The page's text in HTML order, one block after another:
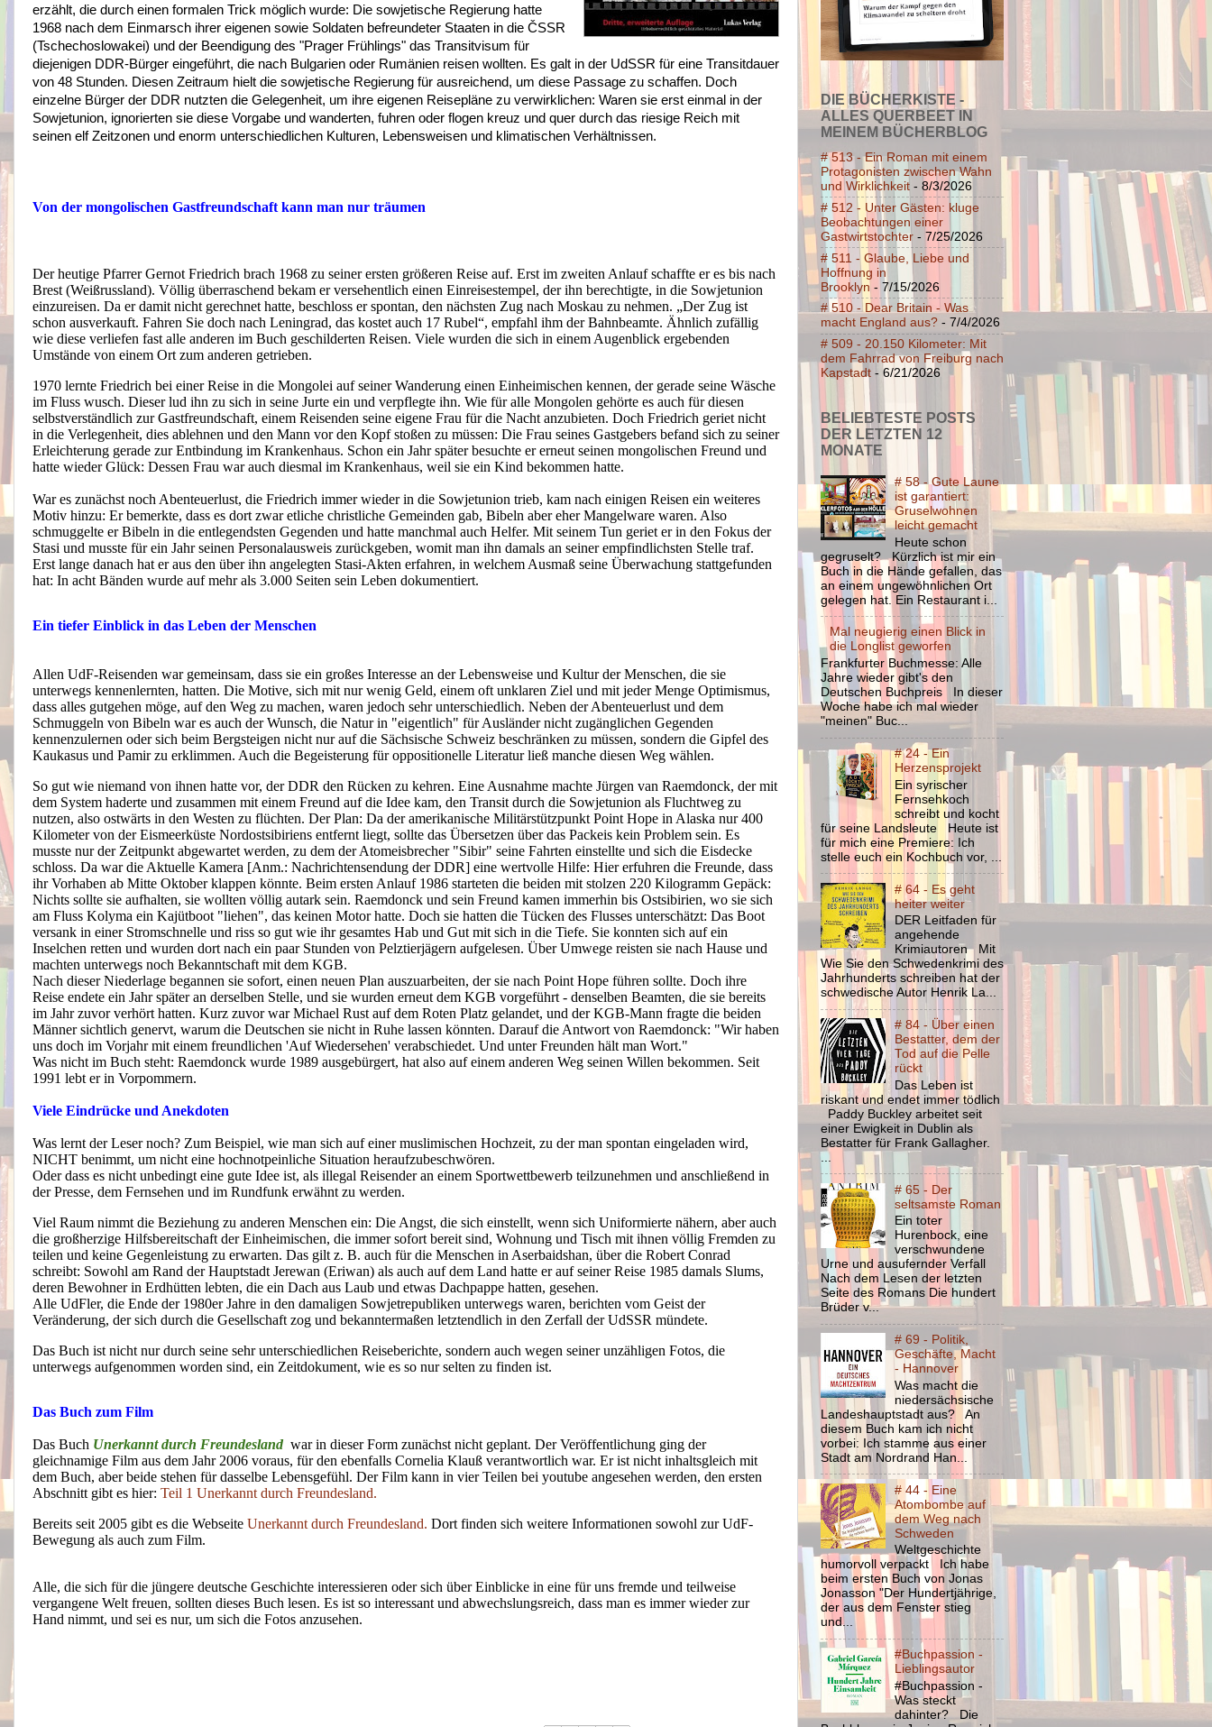
erzählt, die durch einen formalen Trick möglich wurde: Die sowjetische Regierung hatte
1968 nach dem Einmarsch ihrer eigenen sowie Soldaten befreundeter Staaten in die ČSSR
(Tschechoslowakei) und der Beendigung des "Prager Frühlings" das Transitvisum für
diejenigen DDR-Bürger eingeführt, die nach Bulgarien oder Rumänien reisen wollten. Es galt in der UdSSR für eine Transitdauer
von 48 Stunden. Diesen Zeitraum hielt die sowjetische Regierung für ausreichend, um diese Passage zu schaffen. Doch
einzelne Bürger der DDR nutzten die Gelegenheit, um ihre eigenen Reisepläne zu verwirklichen: Waren sie erst einmal in der
Sowjetunion, ignorierten sie diese Vorgabe und wanderten, fuhren oder flogen kreuz und quer durch das riesige Reich mit
seinen elf Zeitzonen und enorm unterschiedlichen Kulturen, Lebensweisen und klimatischen Verhältnissen.
Von der mongolischen Gastfreundschaft kann man nur träumen
Der heutige Pfarrer Gernot Friedrich brach 1968 zu seiner ersten größeren Reise auf. Erst im zweiten Anlauf schaffte er es bis nach
Brest (Weißrussland). Völlig überraschend bekam er versehentlich einen Einreisestempel, der ihn berechtigte, in die Sowjetunion
einzureisen. Da er damit nicht gerechnet hatte, beschloss er spontan, den nächsten Zug nach Moskau zu nehmen. „Der Zug ist
schon ausverkauft. Fahren Sie doch nach Leningrad, das kostet auch 17 Rubel“, empfahl ihm der Bahnbeamte. Ähnlich zufällig
wie diese verliefen fast alle anderen im Buch geschilderten Reisen. Viele wurden die sich in einem Augenblick ergebenden
Umstände von einem Ort zum anderen getrieben.
1970 lernte Friedrich bei einer Reise in die Mongolei auf seiner Wanderung einen Einheimischen kennen, der gerade seine Wäsche
im Fluss wusch. Dieser lud ihn zu sich in seine Jurte ein und verpflegte ihn. Wie für alle Mongolen gehörte es auch für diesen
selbstverständlich zur Gastfreundschaft, einem Reisenden seine eigene Frau für die Nacht anzubieten. Doch Friedrich geriet nicht
in die Verlegenheit, dies ablehnen und den Mann vor den Kopf stoßen zu müssen: Die Frau seines Gastgebers befand sich zu seiner
Erleichterung gerade zur Entbindung im Krankenhaus. Schon ein Jahr später besuchte er erneut seinen mongolischen Freund und
hatte wieder Glück: Dessen Frau war auch diesmal im Krankenhaus, weil sie ein Kind bekommen hatte.
War es zunächst noch Abenteuerlust, die Friedrich immer wieder in die Sowjetunion trieb, kam nach einigen Reisen ein weiteres
Motiv hinzu: Er bemerkte, dass es dort zwar etliche christliche Gemeinden gab, Bibeln aber eher Mangelware waren. Also
schmuggelte er Bibeln in die entlegendsten Gegenden und hatte manchmal auch Helfer. Mit seinem Tun geriet er in den Fokus der
Stasi und musste für ein Jahr seinen Personalausweis zurückgeben, womit man ihn damals an seiner empfindlichsten Stelle traf.
Erst lange danach hat er aus den über ihn angelegten Stasi-Akten erfahren, in welchem Ausmaß seine Überwachung stattgefunden
hat: In acht Bänden wurde auf mehr als 3.000 Seiten sein Leben dokumentiert.
Ein tiefer Einblick in das Leben der Menschen
Allen UdF-Reisenden war gemeinsam, dass sie ein großes Interesse an der Lebensweise und Kultur der Menschen, die sie
unterwegs kennenlernten, hatten. Die Motive, sich mit nur wenig Geld, einem oft unklaren Ziel und mit jeder Menge Optimismus,
dass alles gutgehen möge, auf den Weg zu machen, waren jedoch sehr unterschiedlich. Neben der Abenteuerlust und dem
Schmuggeln von Bibeln war es auch der Wunsch, die Natur in "eigentlich" für Ausländer nicht zugänglichen Gegenden
kennenzulernen oder sich beim Bergsteigen nicht nur auf die Sächsische Schweiz beschränken zu müssen, sondern die Gipfel des
Kaukasus und Pamir zu erklimmen. Auch die Begeisterung für oppositionelle Literatur ließ manche diesen Weg wählen.
So gut wie niemand von ihnen hatte vor, der DDR den Rücken zu kehren. Eine Ausnahme machte Jürgen van Raemdonck, der mit
dem System haderte und zusammen mit einem Freund auf die Idee kam, den Transit durch die Sowjetunion als Fluchtweg zu
nutzen, also ostwärts in den Westen zu flüchten. Der Plan: Da der amerikanische Militärstützpunkt Point Hope in Alaska nur 400
Kilometer von der Eismeerküste Nordostsibiriens entfernt liegt, sollte das Übersetzen über das Packeis kein Problem sein. Es
musste nur der Zeitpunkt abgewartet werden, zu dem der Atomeisbrecher "Sibir" seine Fahrten einstellte und sich die Eisdecke
schloss. Da war die Aktuelle Kamera [Anm.: Nachrichtensendung der DDR] eine wertvolle Hilfe: Hier erfuhren die Freunde, dass
ihr Vorhaben ab Mitte Oktober klappen könnte. Beim ersten Anlauf 1986 starteten die beiden mit stolzen 220 Kilogramm Gepäck:
Nichts sollte sie aufhalten, sie wollten völlig autark sein. Raemdonck und sein Freund kamen immerhin bis Ostsibirien, wo sie sich
am Fluss Kolyma ein Kajütboot "liehen", das keinen Motor hatte. Doch sie hatten die Tücken des Flusses unterschätzt: Das Boot
versank in einer Stromschnelle und riss so gut wie ihr gesamtes Hab und Gut mit sich in die Tiefe. Sie konnten sich auf ein
Inselchen retten und wurden dort nach ein paar Stunden von Pelztierjägern aufgelesen. Über Umwege reisten sie nach Hause und
machten unterwegs noch Bekanntschaft mit dem KGB.
Nach dieser Niederlage begannen sie sofort, einen neuen Plan auszuarbeiten, der sie nach Point Hope führen sollte. Doch ihre
Reise endete ein Jahr später an derselben Stelle, und sie wurden erneut dem KGB vorgeführt - denselben Beamten, die sie bereits
im Jahr zuvor verhört hatten. Kurz zuvor war Michael Rust auf dem Roten Platz gelandet, und der KGB-Mann fragte die beiden
Männer sichtlich genervt, warum die Deutschen sie nicht in Ruhe lassen könnten. Darauf die Antwort von Raemdonck: "Wir haben
uns doch im Vorjahr mit einem freundlichen 'Auf Wiedersehen' verabschiedet. Und unter Freunden hält man Wort."
Was nicht im Buch steht: Raemdonck wurde 1989 ausgebürgert, hat also auf einem anderen Weg seinen Willen bekommen. Seit
1991 lebt er in Vorpommern.
Viele Eindrücke und Anekdoten
Was lernt der Leser noch? Zum Beispiel, wie man sich auf einer muslimischen Hochzeit, zu der man spontan eingeladen wird,
NICHT benimmt, um nicht eine hochnotpeinliche Situation heraufzubeschwören.
Oder dass es nicht unbedingt eine gute Idee ist, als illegal Reisender an einem Sportwettbewerb teilzunehmen und anschließend in
der Presse, dem Fernsehen und im Rundfunk erwähnt zu werden.
Viel Raum nimmt die Beziehung zu anderen Menschen ein: Die Angst, die sich einstellt, wenn sich Uniformierte nähern, aber auch
die großherzige Hilfsbereitschaft der Einheimischen, die immer sofort bereit sind, Wohnung und Tisch mit ihnen völlig Fremden zu
teilen und keine Gegenleistung zu erwarten. Das gilt z. B. auch für die Menschen in Aserbaidshan, über die Robert Conrad
schreibt: Sowohl am Rand der Hauptstadt Jerewan (Eriwan) als auch auf dem Land hatte er auf seiner Reise 1985 damals Slums,
deren Bewohner in Erdhütten lebten, die ein Dach aus Laub und etwas Dachpappe hatten, gesehen.
Alle UdFler, die Ende der 1980er Jahre in den damaligen Sowjetrepubliken unterwegs waren, berichten vom Geist der
Veränderung, der sich durch die Gesellschaft zog und bekanntermaßen letztendlich in den Zerfall der UdSSR mündete.
Das Buch ist nicht nur durch seine sehr unterschiedlichen Reiseberichte, sondern auch wegen seiner unzähligen Fotos, die
unterwegs aufgenommen worden sind, ein Zeitdokument, wie es so nur selten zu finden ist.
Das Buch zum Film
Das Buch Unerkannt durch Freundeslandwar in dieser Form zunächst nicht geplant. Der Veröffentlichung ging der
gleichnamige Film aus dem Jahr 2006 voraus, für den ebenfalls Cornelia Klauß verantwortlich war. Er ist nicht inhaltsgleich mit
dem Buch, aber beide stehen für dasselbe Lebensgefühl. Der Film kann in vier Teilen bei youtube angesehen werden, den ersten
Abschnitt gibt es hier: Teil 1 Unerkannt durch Freundesland.
Bereits seit 2005 gibt es die Webseite Unerkannt durch Freundesland. Dort finden sich weitere Informationen sowohl zur UdF-
Bewegung als auch zum Film.
Alle, die sich für die jüngere deutsche Geschichte interessieren oder sich über Einblicke in eine für uns fremde und teilweise
vergangene Welt freuen, sollten dieses Buch lesen. Es ist so interessant und abwechslungsreich, dass man es immer wieder zur
Hand nimmt, und sei es nur, um sich die Fotos anzusehen.
DIE BÜCHERKISTE -
ALLES QUERBEET IN
MEINEM BÜCHERBLOG
# 513 - Ein Roman mit einem
Protagonisten zwischen Wahn
und Wirklichkeit - 8/3/2026
# 512 - Unter Gästen: kluge
Beobachtungen einer
Gastwirtstochter - 7/25/2026
# 511 - Glaube, Liebe und
Hoffnung in
Brooklyn - 7/15/2026
# 510 - Dear Britain - Was
macht England aus? - 7/4/2026
# 509 - 20.150 Kilometer: Mit
dem Fahrrad von Freiburg nach
Kapstadt - 6/21/2026
BELIEBTESTE POSTS
DER LETZTEN 12
MONATE
# 58 - Gute Laune
ist garantiert:
Gruselwohnen
leicht gemacht
Heute schon
gegruselt? Kürzlich ist mir ein
Buch in die Hände gefallen, das
an einem ungewöhnlichen Ort
gelegen hat. Ein Restaurant i...
Mal neugierig einen Blick in
die Longlist geworfen
Frankfurter Buchmesse: Alle
Jahre wieder gibt's den
Deutschen Buchpreis In dieser
Woche habe ich mal wieder
"meinen" Buc...
# 24 - Ein
Herzensprojekt
Ein syrischer
Fernsehkoch
schreibt und kocht
für seine Landsleute Heute ist
für mich eine Premiere: Ich
stelle euch ein Kochbuch vor, ...
# 64 - Es geht
heiter weiter
DER Leitfaden für
angehende
Krimiautoren Mit
Wie Sie den Schwedenkrimi des
Jahrhunderts schreiben hat der
schwedische Autor Henrik La...
# 84 - Über einen
Bestatter, dem der
Tod auf die Pelle
rückt
Das Leben ist
riskant und endet immer tödlich
Paddy Buckley arbeitet seit
einer Ewigkeit in Dublin als
Bestatter für Frank Gallagher.
# 65 - Der
seltsamste Roman
Ein toter
Hurenbock, eine
verschwundene
Urne und ausufernder Verfall
Nach dem Lesen der letzten
Seite des Romans Die hundert
Brüder v...
# 69 - Politik,
Geschäfte, Macht
- Hannover
Was macht die
niedersächsische
Landeshauptstadt aus? An
diesem Buch kam ich nicht
vorbei: Ich stamme aus einer
Stadt am Nordrand Han...
# 44 - Eine
Atombombe auf
dem Weg nach
Schweden
Weltgeschichte
humorvoll verpackt Ich habe
beim ersten Buch von Jonas
Jonasson "Der Hundertjährige,
der aus dem Fenster stieg
und...
#Buchpassion -
Lieblingsautor
#Buchpassion -
Was steckt
dahinter? Die